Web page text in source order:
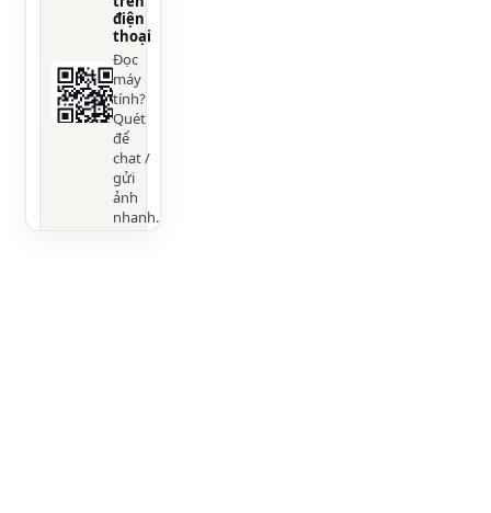
điện
thoại
Đọc
máy
tính?
Quét
để
chat /
gửi
ảnh
nhanh.